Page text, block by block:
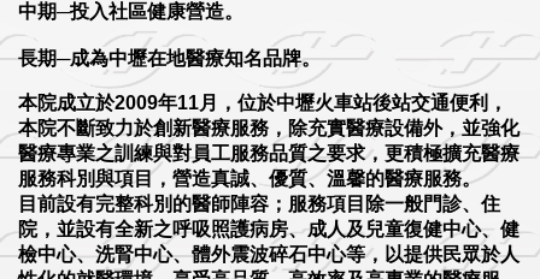
中期─投入社區健康營造。
長期─成為中壢在地醫療知名品牌。
本院成立於2009年11月，位於中壢火車站後站交通便利，
本院不斷致力於創新醫療服務，除充實醫療設備外，並強化
醫療專業之訓練與對員工服務品質之要求，更積極擴充醫療
服務科別與項目，營造真誠、優質、溫馨的醫療服務。
目前設有完整科別的醫師陣容；服務項目除一般門診、住
院，並設有全新之呼吸照護病房、成人及兒童復健中心、健
檢中心、洗腎中心、體外震波碎石中心等，以提供民眾於人